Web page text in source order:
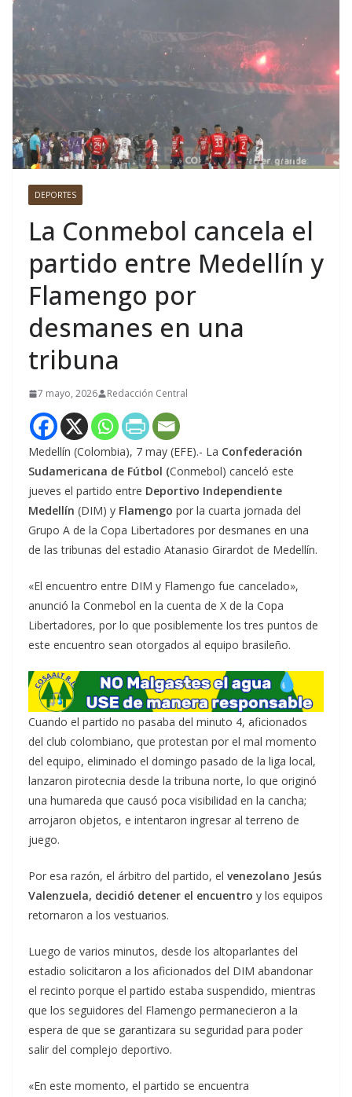
DEPORTES
La Conmebol cancela el
partido entre Medellín y
Flamengo por
desmanes en una
tribuna
7 mayo, 2026 Redacción Central
Medellín (Colombia), 7 may (EFE).- La Confederación
Sudamericana de Fútbol (Conmebol) canceló este
jueves el partido entre Deportivo Independiente
Medellín (DIM) y Flamengo por la cuarta jornada del
Grupo A de la Copa Libertadores por desmanes en una
de las tribunas del estadio Atanasio Girardot de Medellín.
«El encuentro entre DIM y Flamengo fue cancelado»,
anunció la Conmebol en la cuenta de X de la Copa
Libertadores, por lo que posiblemente los tres puntos de
este encuentro sean otorgados al equipo brasileño.
Cuando el partido no pasaba del minuto 4, aficionados
del club colombiano, que protestan por el mal momento
del equipo, eliminado el domingo pasado de la liga local,
lanzaron pirotecnia desde la tribuna norte, lo que originó
una humareda que causó poca visibilidad en la cancha;
arrojaron objetos, e intentaron ingresar al terreno de
juego.
Por esa razón, el árbitro del partido, el venezolano Jesús
Valenzuela, decidió detener el encuentro y los equipos
retornaron a los vestuarios.
Luego de varios minutos, desde los altoparlantes del
estadio solicitaron a los aficionados del DIM abandonar
el recinto porque el partido estaba suspendido, mientras
que los seguidores del Flamengo permanecieron a la
espera de que se garantizara su seguridad para poder
salir del complejo deportivo.
«En este momento, el partido se encuentra